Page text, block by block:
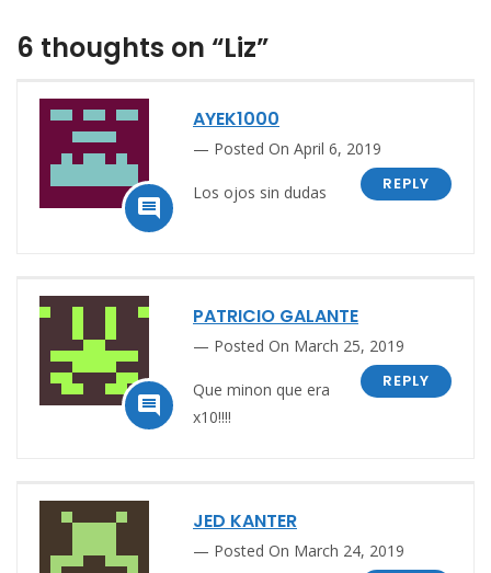
6 thoughts on “Liz”

AYEK1000
Posted On April 6, 2019
REPLY
Los ojos sin dudas

PATRICIO GALANTE
Posted On March 25, 2019
REPLY
Que minon que era
x10!!!!
JED KANTER
Posted On March 24, 2019